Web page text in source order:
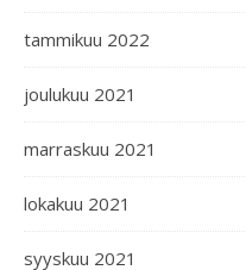
tammikuu 2022
joulukuu 2021
marraskuu 2021
lokakuu 2021
syyskuu 2021